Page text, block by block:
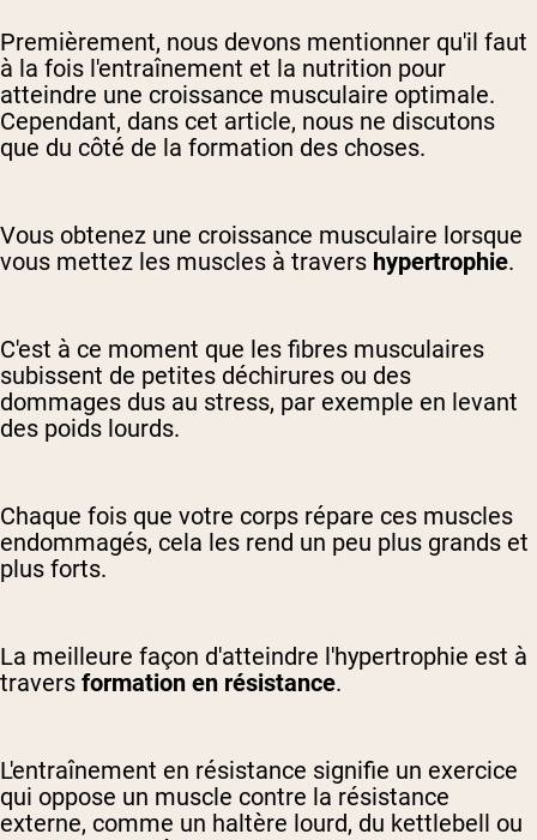
Premièrement, nous devons mentionner qu'il faut
à la fois l'entraînement et la nutrition pour
atteindre une croissance musculaire optimale.
Cependant, dans cet article, nous ne discutons
que du côté de la formation des choses.
Vous obtenez une croissance musculaire lorsque
vous mettez les muscles à travers hypertrophie.
C'est à ce moment que les fibres musculaires
subissent de petites déchirures ou des
dommages dus au stress, par exemple en levant
des poids lourds.
Chaque fois que votre corps répare ces muscles
endommagés, cela les rend un peu plus grands et
plus forts.
La meilleure façon d'atteindre l'hypertrophie est à
travers formation en résistance.
L'entraînement en résistance signifie un exercice
qui oppose un muscle contre la résistance
externe, comme un haltère lourd, du kettlebell ou